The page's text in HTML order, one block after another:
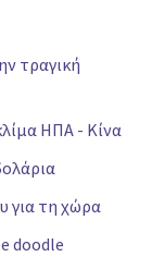
τραγική
ΗΠΑ - Κίνα
για τη χώρα
doodle